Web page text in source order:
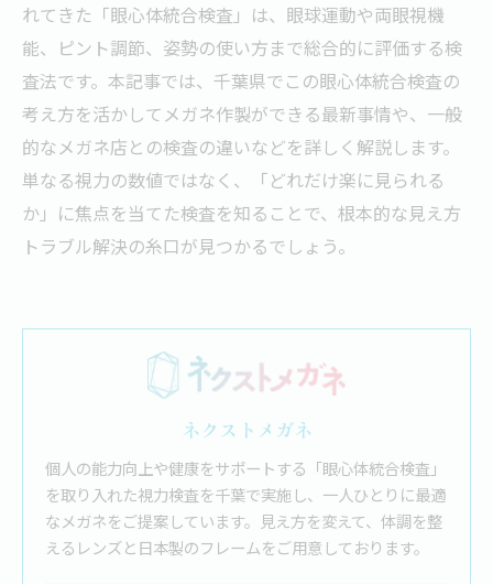
れてきた「眼心体統合検査」は、眼球運動や両眼視機
能、ピント調節、姿勢の使い方まで総合的に評価する検
査法です。本記事では、千葉県でこの眼心体統合検査の
考え方を活かしてメガネ作製ができる最新事情や、一般
的なメガネ店との検査の違いなどを詳しく解説します。
単なる視力の数値ではなく、「どれだけ楽に見られる
か」に焦点を当てた検査を知ることで、根本的な見え方
トラブル解決の糸口が見つかるでしょう。
ネクストメガネ
個人の能力向上や健康をサポートする「眼心体統合検査」
を取り入れた視力検査を千葉で実施し、一人ひとりに最適
なメガネをご提案しています。見え方を変えて、体調を整
えるレンズと日本製のフレームをご用意しております。